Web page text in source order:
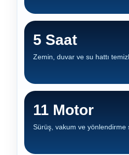
5 Saat
Zemin, duvar ve su hattı
11 Motor
Sürüş, vakum ve yönlendirme